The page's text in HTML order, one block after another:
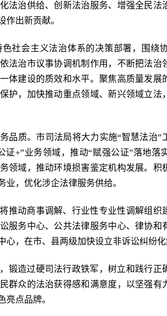
法治供给、创新法治服务、增强全民法
作出新贡献。
社会主义法治体系的决策部署，围绕
法治市议事协调机制作用，不断把法治
体建设的质效和水平。聚焦高质量发展
护，加快推动重点领域、新兴领域立法
品质。市司法局将大力实施“智慧法治”
证+”业务领域，推动“赋强公证”落地落
领域，推动环境损害鉴定机构发展。积
，优化涉企法律服务供给。
推动商事调解、行业性专业性调解组织
服务中心、公共法律服务中心、律协和
，在市、县两级加快设立非诉讼纠纷化
锻造过硬司法行政铁军，树立和践行正
群众的法治获得感和满意度，以坚强有
亮点品牌。